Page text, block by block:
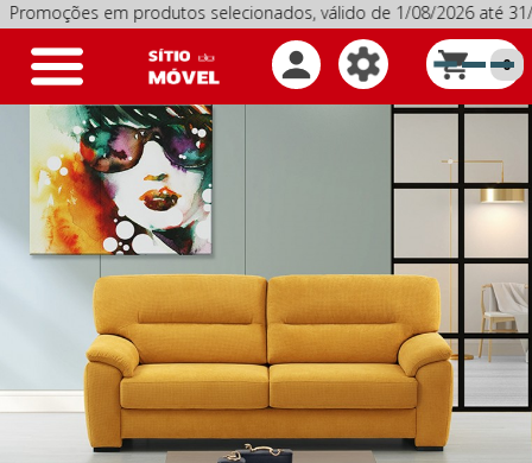
em produtos selecionados, válido de 1/08/2026 até 31/
Toggle
navigation 0